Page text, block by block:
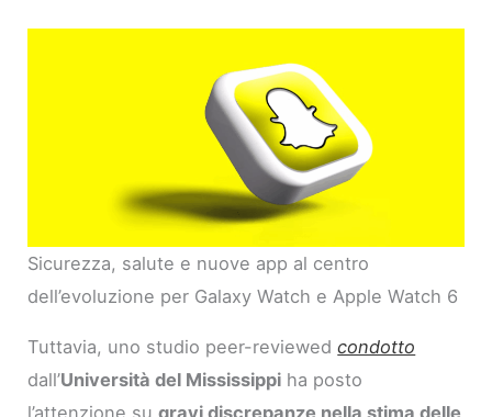
Sicurezza, salute e nuove app al centro
dell’evoluzione per Galaxy Watch e Apple Watch 6
Tuttavia, uno studio peer-reviewedcondotto
dall’Università del Mississippi ha posto